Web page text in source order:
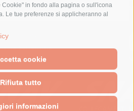
in fondo alla pagina o sull'icona
Le tue preferenze si applicheranno al
cookie
Rifiuta tutto
informazioni
reserved.
Sorrentina